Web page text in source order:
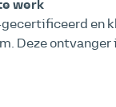
werk
en
Deze